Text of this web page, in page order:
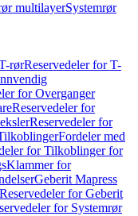
multilayerSystemrør
rørReservedeler for T-
for Overganger
Reservedeler for
Reservedeler for
Fordeler med
for Tilkoblinger for
Klammer for
Geberit Mapress
Reservedeler for Geberit
for Systemrør